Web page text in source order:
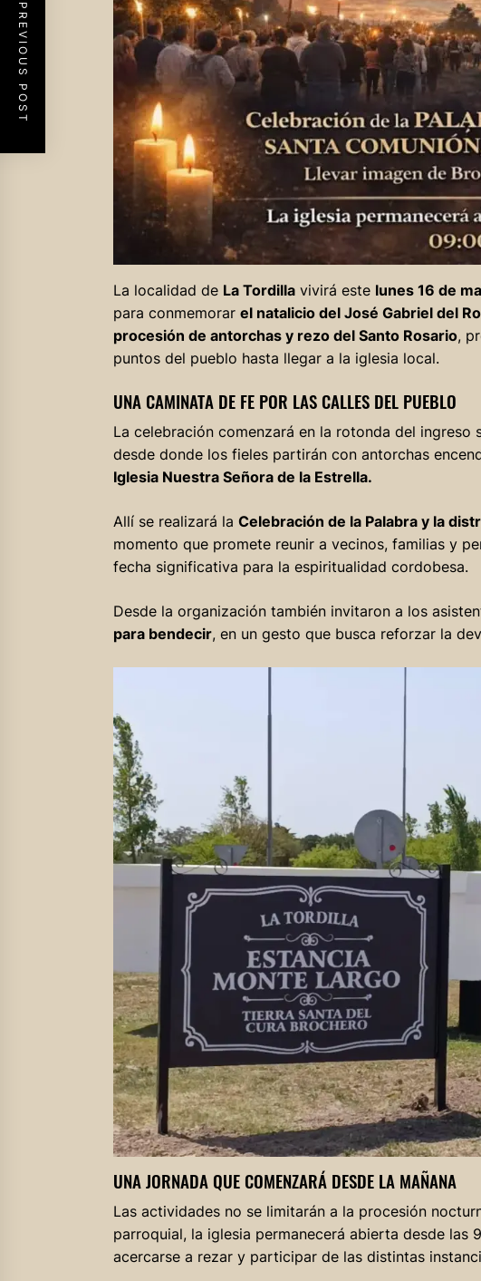
La localidad de La Tordillavivirá este lunes 16 de
para conmemorar el natalicio del José Gabriel del
procesión de antorchas y rezo del Santo Rosario,
puntos del pueblo hasta llegar a la iglesia local.
UNA CAMINATA DE FE POR LAS CALLES DEL PUEBLO
La celebración comenzará en la rotonda del ingreso
desde donde los fieles partirán con antorchas
Iglesia Nuestra Señora de la Estrella.
Allí se realizará la Celebración de la Palabra y la
momento que promete reunir a vecinos, familias y
fecha significativa para la espiritualidad cordobesa.
Desde la organización también invitaron a los
para bendecir, en un gesto que busca reforzar la
UNA JORNADA QUE COMENZARÁ DESDE LA MAÑANA
Las actividades no se limitarán a la procesión
parroquial, la iglesia permanecerá abierta desde las
acercarse a rezar y participar de las distintas
PREVIOUS POST